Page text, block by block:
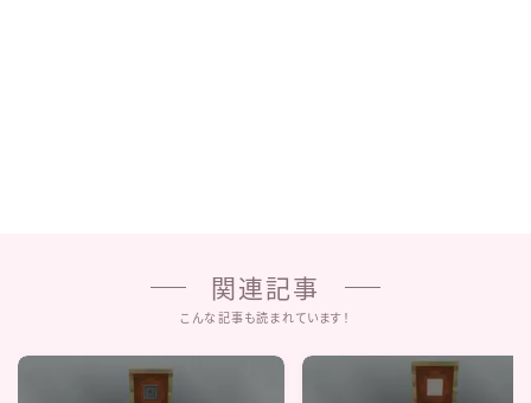
関連記事
こんな記事も読まれています！